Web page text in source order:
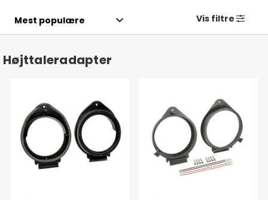
Vis filtre
Højttaleradapter